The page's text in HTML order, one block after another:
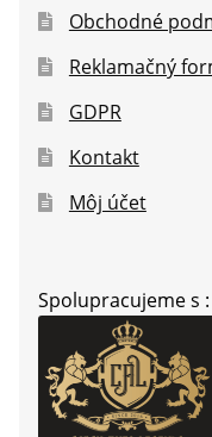
Obchodné
Reklamačný
GDPR
Kontakt
Môj účet
Spolupracujeme s :